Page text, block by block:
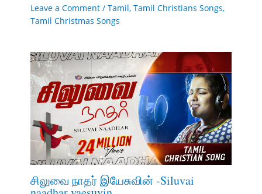
Leave a Comment / Tamil, Tamil Christians Songs,
Tamil Christmas Songs
சிலுவை நாதர் இயேசுவின் -Siluvai